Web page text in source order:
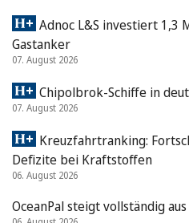
Adnoc L&S investiert 1,3
Gastanker
07. August 2026
Chipolbrok-Schiffe in
07. August 2026
Kreuzfahrtranking:
Defizite bei Kraftstoffen
06. August 2026
OceanPal steigt vollständig